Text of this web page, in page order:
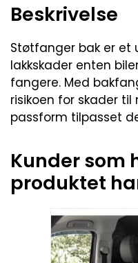
Beskrivelse
Støtfanger bak er et
lakkskader enten
fangere. Med
risikoen for skader
passform tilpasset
Kunder som
produktet